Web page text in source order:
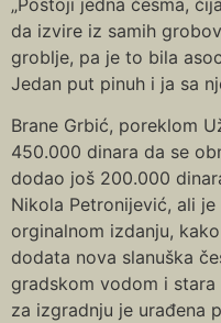
da izvire iz samih
groblje, pa je to bila
Jedan put pinuh i ja sa
Brane Grbić, poreklom
450.000 dinara da se
dodao još 200.000
Nikola Petronijević, ali
orginalnom izdanju,
dodata nova slanuška
gradskom vodom i stara
za izgradnju je urađena